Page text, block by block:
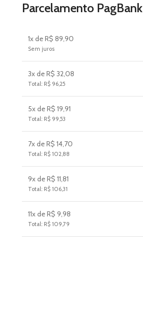
Parcelamento PagBank
1x de R$ 89,90
Sem juros
3x de R$ 32,08
Total: R$ 96,25
5x de R$ 19,91
Total: R$ 99,53
7x de R$ 14,70
Total: R$ 102,88
9x de R$ 11,81
Total: R$ 106,31
11x de R$ 9,98
Total: R$ 109,79